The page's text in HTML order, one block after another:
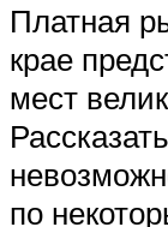
Платная
крае
мест
по